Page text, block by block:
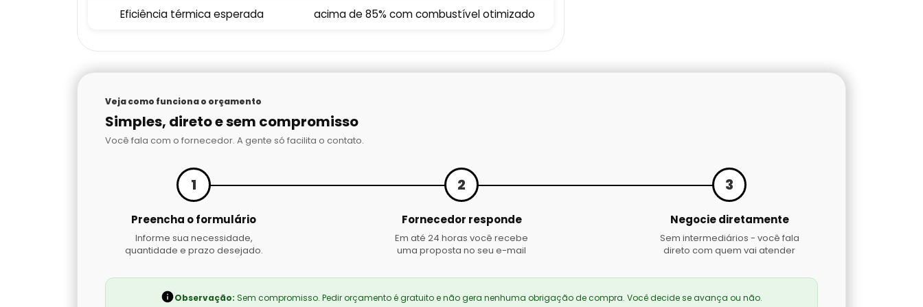
Eficiência térmica esperada acima de 85% com combustível otimizado
Veja como funciona o orçamento
Simples, direto e sem compromisso
Você fala com o fornecedor. A gente só facilita o contato.
1
Preencha o formulário
Informe sua necessidade,
quantidade e prazo desejado.
2
Fornecedor responde
Em até 24 horas você recebe
uma proposta no seu e-mail
3
Negocie diretamente
Sem intermediários - você fala
direto com quem vai atender
Observação: Sem compromisso. Pedir orçamento é gratuito e não gera nenhuma obrigação de compra. Você decide se avança ou não.